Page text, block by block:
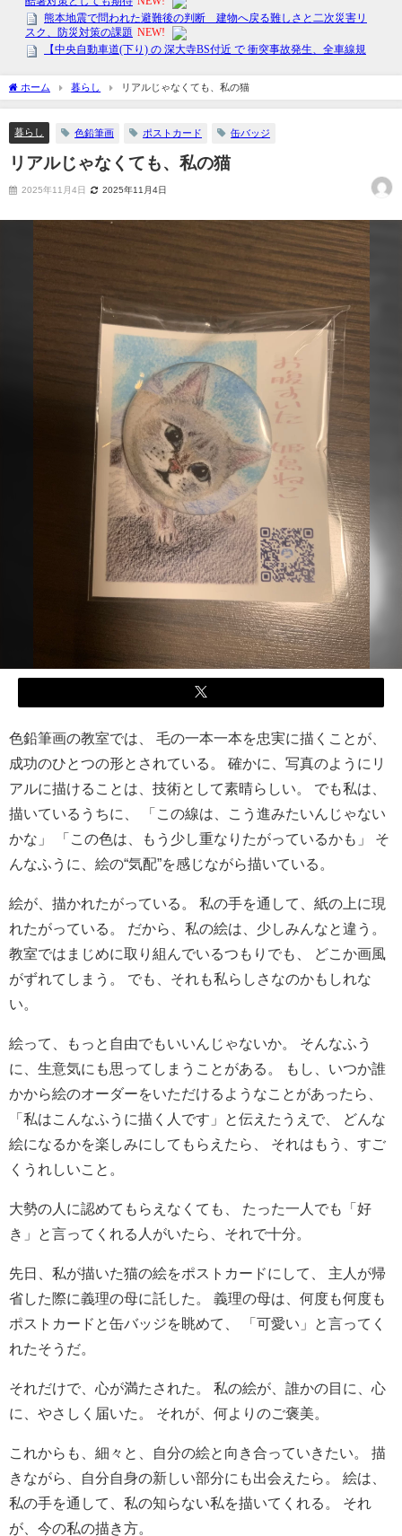
ホーム 暮らし リアルじゃなくても、私の猫
暮らし 色鉛筆画 ポストカード 缶バッジ
リアルじゃなくても、私の猫
2025年11月4日 2025年11月4日
色鉛筆画の教室では、 毛の一本一本を忠実に描くことが、
成功のひとつの形とされている。 確かに、写真のようにリ
アルに描けることは、技術として素晴らしい。 でも私は、
描いているうちに、 「この線は、こう進みたいんじゃない
かな」 「この色は、もう少し重なりたがっているかも」 そ
んなふうに、絵の“気配”を感じながら描いている。
絵が、描かれたがっている。 私の手を通して、紙の上に現
れたがっている。 だから、私の絵は、少しみんなと違う。
教室ではまじめに取り組んでいるつもりでも、 どこか画風
がずれてしまう。 でも、それも私らしさなのかもしれな
い。
絵って、もっと自由でもいいんじゃないか。 そんなふう
に、生意気にも思ってしまうことがある。 もし、いつか誰
かから絵のオーダーをいただけるようなことがあったら、
「私はこんなふうに描く人です」と伝えたうえで、 どんな
絵になるかを楽しみにしてもらえたら、 それはもう、すご
くうれしいこと。
大勢の人に認めてもらえなくても、 たった一人でも「好
き」と言ってくれる人がいたら、それで十分。
先日、私が描いた猫の絵をポストカードにして、 主人が帰
省した際に義理の母に託した。 義理の母は、何度も何度も
ポストカードと缶バッジを眺めて、 「可愛い」と言ってく
れたそうだ。
それだけで、心が満たされた。 私の絵が、誰かの目に、心
に、やさしく届いた。 それが、何よりのご褒美。
これからも、細々と、自分の絵と向き合っていきたい。 描
きながら、自分自身の新しい部分にも出会えたら。 絵は、
私の手を通して、私の知らない私を描いてくれる。 それ
が、今の私の描き方。